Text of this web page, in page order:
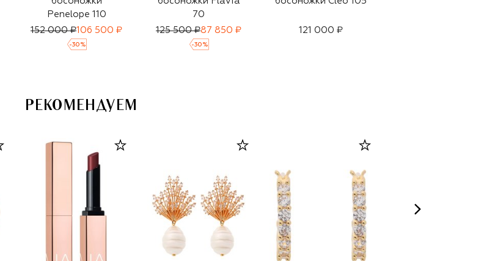
Penelope 110
152 000 ₽106 500 ₽
-30 %
70
125 500 ₽87 850 ₽
-30 %
121 000 ₽
РЕКОМЕНДУЕМ